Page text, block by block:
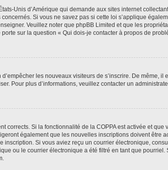
Unis d’Amérique qui demande aux sites internet
Si vous ne savez pas si cette loi s’applique
Veuillez noter que phpBB Limited et que les
sur la question « Qui dois-je contacter à propos de
les nouveaux visiteurs de s’inscrire. De même,
Pour plus d’informations, veuillez contacter un
corrects. Si la fonctionnalité de la COPPA est activée et
également que les nouvelles inscriptions doivent être
Si vous aviez reçu un courrier électronique,
ou le courrier électronique a été filtré en tant que